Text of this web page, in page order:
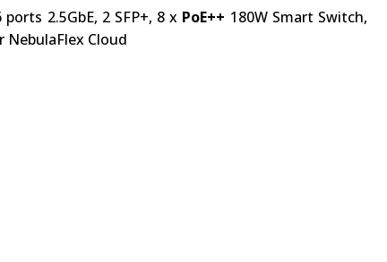
2.5GbE, 2 SFP+, 8 x PoE++ 180W Smart Switch,
Cloud